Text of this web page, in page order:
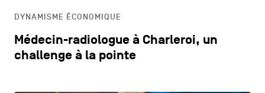
DYNAMISME ÉCONOMIQUE
Médecin-radiologue à Charleroi, un
challenge à la pointe